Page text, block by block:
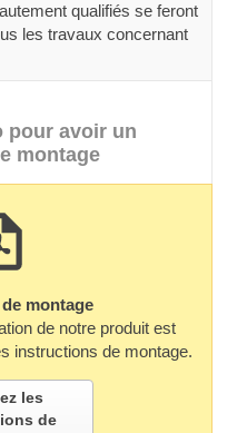
qualifiés se feront
les travaux concernant
pour avoir un
montage
montage
de notre produit est
instructions de montage.
les
de